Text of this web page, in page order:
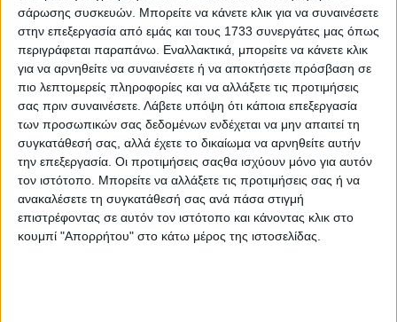
σάρωσης συσκευών. Μπορείτε να κάνετε κλικ για να συναινέσετε
στην επεξεργασία από εμάς και τους 1733 συνεργάτες μας όπως
περιγράφεται παραπάνω. Εναλλακτικά, μπορείτε να κάνετε κλικ
για να αρνηθείτε να συναινέσετε ή να αποκτήσετε πρόσβαση σε
πιο λεπτομερείς πληροφορίες και να αλλάξετε τις προτιμήσεις
σας πριν συναινέσετε. Λάβετε υπόψη ότι κάποια επεξεργασία
των προσωπικών σας δεδομένων ενδέχεται να μην απαιτεί τη
συγκατάθεσή σας, αλλά έχετε το δικαίωμα να αρνηθείτε αυτήν
την επεξεργασία. Οι προτιμήσεις σαςθα ισχύουν μόνο για αυτόν
τον ιστότοπο. Μπορείτε να αλλάξετε τις προτιμήσεις σας ή να
ανακαλέσετε τη συγκατάθεσή σας ανά πάσα στιγμή
επιστρέφοντας σε αυτόν τον ιστότοπο και κάνοντας κλικ στο
κουμπί "Απορρήτου" στο κάτω μέρος της ιστοσελίδας.
ELLESSE SOFT LINE GENTS, Men's Watch, Silver / Gold K18
Plated Steel Bracelet 03-0033-003
€ 212,00 € 249,00
ΛΕΠΤΟΜΕΡΕΙΕΣ
ΕΚΠΤΩΣΗ